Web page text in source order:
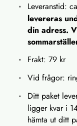
Leveranstid:
levereras
din adress.
Frakt: 79 kr
Vid frågor:
Ditt paket
ligger kvar i
hämta ut ditt